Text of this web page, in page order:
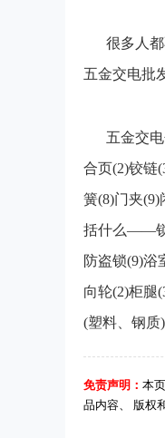
很多人
五金交电批
五金交
合页(2)铰链
簧(8)门夹(9)
括什么——锁
防盗锁(9)浴
向轮(2)柜腿
(塑料、钢质
免责声明： 本
品内容、 版权